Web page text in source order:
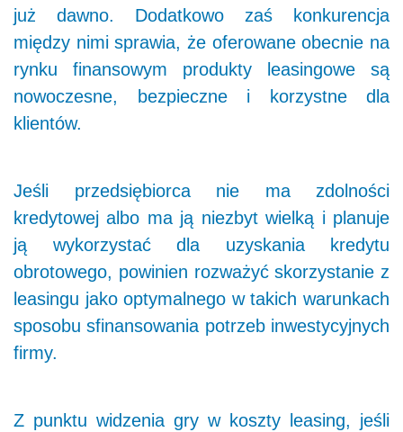
już dawno. Dodatkowo zaś konkurencja
między nimi sprawia, że oferowane obecnie na
rynku finansowym produkty leasingowe są
nowoczesne, bezpieczne i korzystne dla
klientów.
Jeśli przedsiębiorca nie ma zdolności
kredytowej albo ma ją niezbyt wielką i planuje
ją wykorzystać dla uzyskania kredytu
obrotowego, powinien rozważyć skorzystanie z
leasingu jako optymalnego w takich warunkach
sposobu sfinansowania potrzeb inwestycyjnych
firmy.
Z punktu widzenia gry w koszty leasing, jeśli